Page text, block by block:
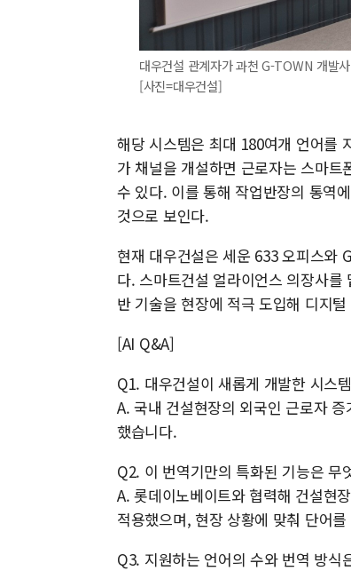
대우건설 관계자가 과천 G-TOWN 개발
[사진=대우건설]
해당 시스템은 최대 180여개 언어를
가 채널을 개설하면 근로자는 스마
수 있다. 이를 통해 작업반장의 통역
것으로 보인다.
현재 대우건설은 세운 633 오피스와
다. 스마트건설 얼라이언스 의장사
반 기술을 현장에 적극 도입해 디지
[AI Q&A]
Q1. 대우건설이 새롭게 개발한 시스
A. 국내 건설현장의 외국인 근로자
했습니다.
Q2. 이 번역기만의 특화된 기능은 무
A. 롯데이노베이트와 협력해 건설현
적용했으며, 현장 상황에 맞춰 단어
Q3. 지원하는 언어의 수와 번역 방식